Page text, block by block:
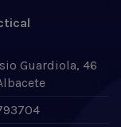
Guardiola, 46